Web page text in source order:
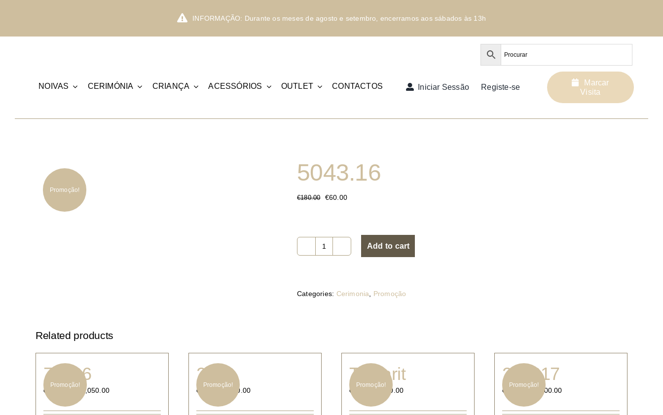
INFORMAÇÃO: Durante os meses de agosto e setembro, encerramos aos sábados às 13h
NOIVAS CERIMÓNIA CRIANÇA ACESSÓRIOS OUTLET CONTACTOS Iniciar Sessão Registe-se
Marcar
Visita
Promoção!
5043.16
€180.00 €60.00
5043.16
Add to cart
Categories: Cerimonia Promoção
Related products
Promoção!
78006
€ 2,090.00 1,050.00
Promoção!
2530
€ 400.00
Promoção!
Tamarit
€ 300.00
Promoção!
217217
€ 2,000.00 900.00